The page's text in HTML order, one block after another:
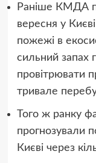
Раніше КМДА
вересня у
пожежі в
сильний запах
провітрювати
тривале
Того ж ранку
прогнозували
Києві через